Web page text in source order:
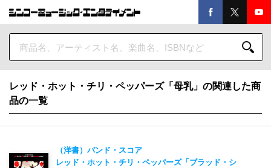
レッド・ホット・チリ・ペッパーズ「母乳」の関連した商
品の一覧
（洋書）バンド・スコア
レッド・ホット・チリ・ペッパーズ「ブラッド・シ